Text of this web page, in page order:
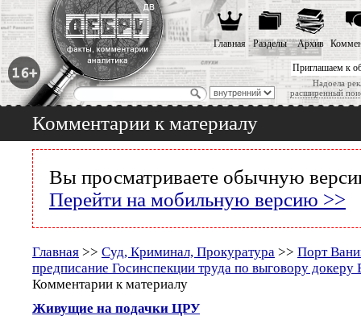
Приглашаем к
Надоела
расширенный
Главная Разделы Архив
Комментарии к материалу
Вы просматриваете обычную
Перейти на мобильную версию >>
Главная >> Суд, Криминал, Прокуратура >> Порт
предписание Госинспекции труда по выговору докеру
Комментарии к материалу
Живущие на подачки ЦРУ